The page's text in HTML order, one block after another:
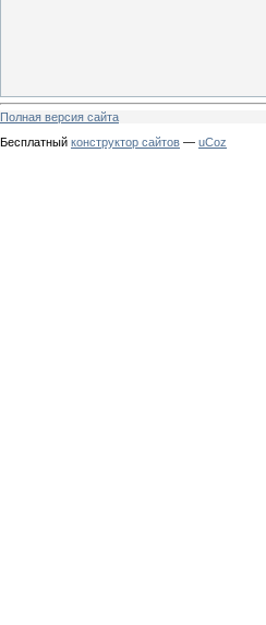
Полная версия сайта
Бесплатный конструктор сайтов — uCoz